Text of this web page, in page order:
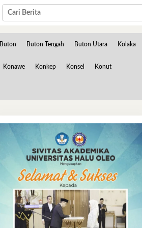
Buton Buton Tengah Buton Utara Kolaka
Konawe Konkep Konsel Konut